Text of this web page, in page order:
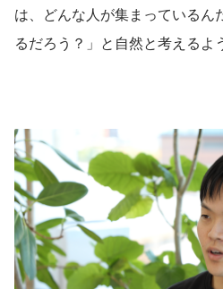
は、どんな人が集まっているん
るだろう？」と自然と考えるよ